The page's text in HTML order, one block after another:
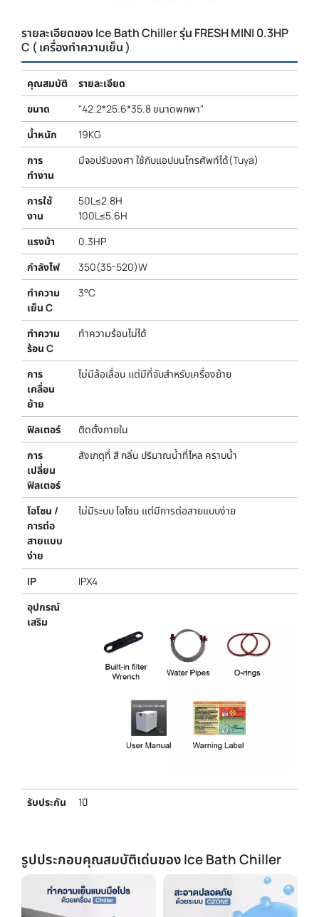
รายละเอียดของ Ice Bath Chiller รุ่น FRESH MINI 0.3HP
C ( เครื่องทำความเย็น )
คุณสมบัติ
รายละเอียด
ขนาด
"42.2*25.6*35.8 ขนาดพกพา"
น้ำหนัก
19KG
การ
ทำงาน
มีจอปรับองศา ใช้กับแอปบนโทรศัพท์ได้(Tuya)
การใช้
งาน
50L≤2.8H
100L≤5.6H
แรงม้า
0.3HP
กำลังไฟ
350(35-520)W
ทำความ
เย็น C
3°C
ทำความ
ร้อน C
ทำความร้อนไม่ได้
การ
เคลื่อน
ย้าย
ไม่มีล้อเลื่อน แต่มีที่จับสำหรับเครื่องย้าย
ฟิลเตอร์
ติดตั้งภายใน
การ
เปลี่ยน
ฟิลเตอร์
สังเกตุที่ สี กลิ่น ปริมาณน้ำที่ไหล คราบน้ำ
โอโซน /
การต่อ
สายแบบ
ง่าย
ไม่มีระบบ โอโซน แต่มีการต่อสายแบบง่าย
IP
IPX4
อุปกรณ์
เสริม
รับประกัน 1ปี
รูปประกอบคุณสมบัติเด่นของ Ice Bath Chiller